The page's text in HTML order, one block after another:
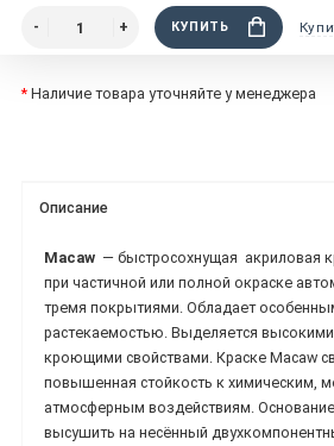
КУПИТЬ
* Наличие товара уточняйте у менеджера
Описание
Macaw — быстросохнущая акриловая
при частичной или полной окраске
тремя покрытиями. Обладает
растекаемостью. Выделяется
кроющими свойствами. Краске Macaw
повышенная стойкость к химическим,
атмосферным воздействиям.
высушить на несённый